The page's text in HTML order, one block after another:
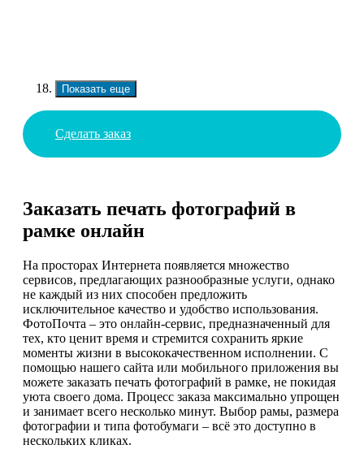
Показать еще
Сделать заказ
Заказать печать фотографий в
рамке онлайн
На просторах Интернета появляется множество
сервисов, предлагающих разнообразные услуги, однако
не каждый из них способен предложить
исключительное качество и удобство использования.
ФотоПочта – это онлайн-сервис, предназначенный для
тех, кто ценит время и стремится сохранить яркие
моменты жизни в высококачественном исполнении. С
помощью нашего сайта или мобильного приложения вы
можете заказать печать фотографий в рамке, не покидая
уюта своего дома. Процесс заказа максимально упрощен
и занимает всего несколько минут. Выбор рамы, размера
фотографии и типа фотобумаги – всё это доступно в
нескольких кликах.